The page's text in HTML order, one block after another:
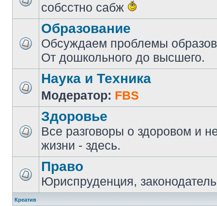
собсстно сабж
Образование
Обсуждаем проблемы
От дошкольного до высшего.
Наука и Техника
Модератор: FBS
Здоровье
Все разговоры о здоровом и
жизни - здесь.
Право
Юриспруденция,
Креатив